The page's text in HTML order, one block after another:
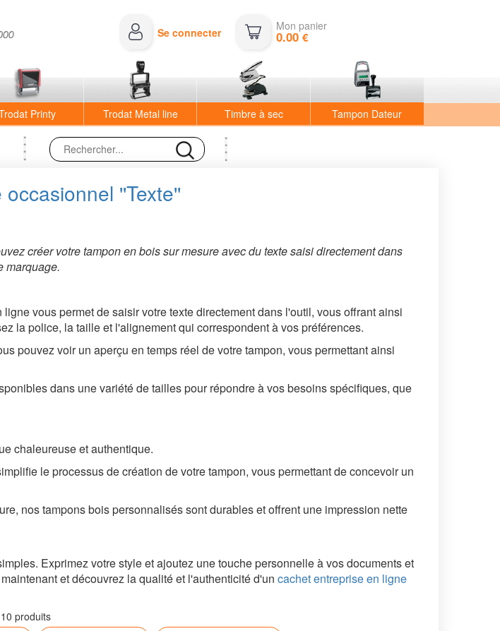
Se connecter Mon panier
0.00€
Printy Trodat Metal line Timbre à sec Tampon Dateur
''Texte''
créer votre tampon en bois sur mesure avec du texte saisi directement dans
marquage.
vous permet de saisir votre texte directement dans l'outil, vous offrant ainsi
la police, la taille et l'alignement qui correspondent à vos préférences.
pouvez voir un aperçu en temps réel de votre tampon, vous permettant ainsi
dans une variété de tailles pour répondre à vos besoins spécifiques, que
chaleureuse et authentique.
le processus de création de votre tampon, vous permettant de concevoir un
nos tampons bois personnalisés sont durables et offrent une impression nette
Exprimez votre style et ajoutez une touche personnelle à vos documents et
et découvrez la qualité et l'authenticité d'un cachet entreprise en ligne
10 produits